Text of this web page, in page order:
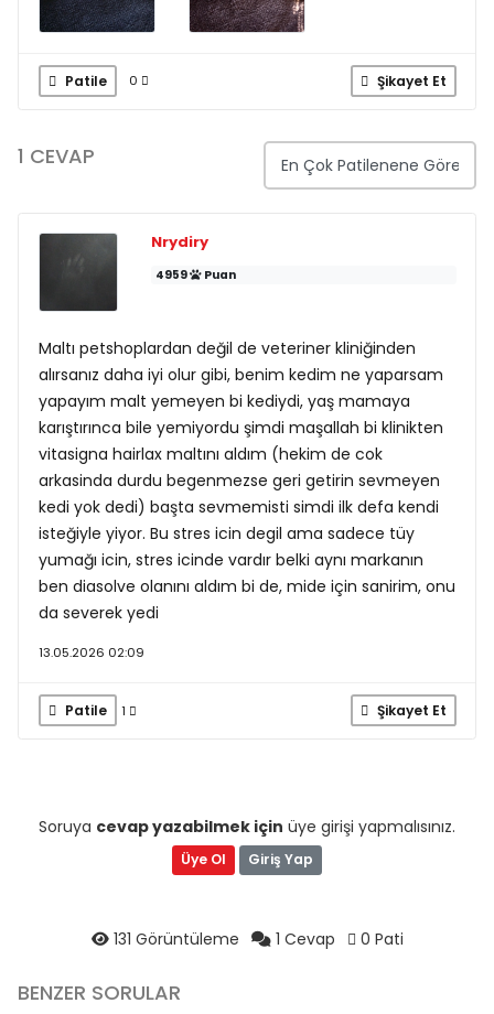
Patile 0 Şikayet Et
1 CEVAP
Nrydiry
4959 Puan
Maltı petshoplardan değil de veteriner kliniğinden
alırsanız daha iyi olur gibi, benim kedim ne yaparsam
yapayım malt yemeyen bi kediydi, yaş mamaya
karıştırınca bile yemiyordu şimdi maşallah bi klinikten
vitasigna hairlax maltını aldım (hekim de cok
arkasinda durdu begenmezse geri getirin sevmeyen
kedi yok dedi) başta sevmemisti simdi ilk defa kendi
isteğiyle yiyor. Bu stres icin degil ama sadece tüy
yumağı icin, stres icinde vardır belki aynı markanın
ben diasolve olanını aldım bi de, mide için sanirim, onu
da severek yedi
13.05.2026 02:09
Patile 1 Şikayet Et
Soruya cevap yazabilmek için üye girişi yapmalısınız.
Üye Ol Giriş Yap
131 Görüntüleme 1 Cevap 0 Pati
BENZER SORULAR